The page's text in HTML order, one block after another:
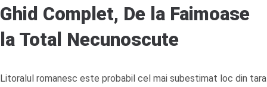
Ghid Complet, De la Faimoase
la Total Necunoscute
Litoralul romanesc este probabil cel mai subestimat loc din tara